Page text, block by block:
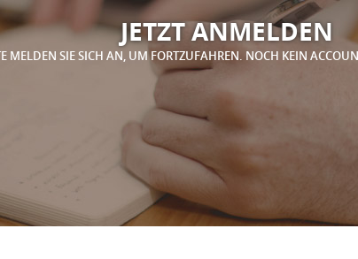
JETZT ANMELDEN
MELDEN SIE SICH AN, UM FORTZUFAHREN. NOCH KEIN